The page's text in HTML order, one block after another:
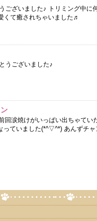
ございました♪ トリミング中に
くて癒されちゃいました♬
うございました♪
回涙焼けがいっぱい出ちゃてい
っていました(*^▽^*) あんずチ